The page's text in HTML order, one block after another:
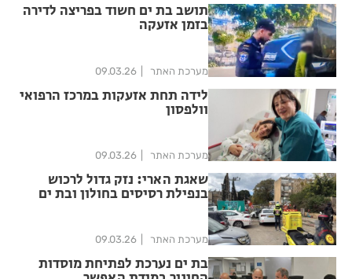
תושב בת ים חשוד בפריצה לדירה
בזמן אזעקה
מערכת האתר 09.03.26
לידה תחת אזעקות במרכז הרפואי
וולפסון
מערכת האתר 09.03.26
שאגת הארי: נזק גדול לרכוש
בנפילת רסיסים בחולון ובת ים
מערכת האתר 09.03.26
בת ים נערכת לפתיחת מוסדות